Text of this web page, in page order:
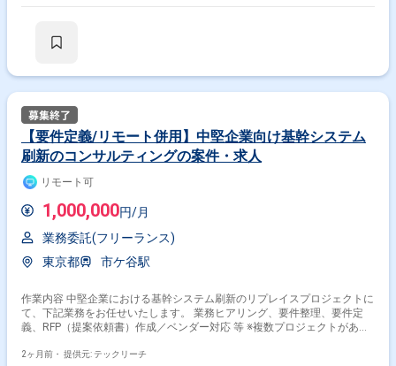
退場は対象外） ※20代〜30代が中心で活気ある雰囲気です。 ※成長意欲が
実務経験3年以上必須 ＝＝＝＝＝ ★本案件の最新の状況は、担当者までお
問合せ下さい。 ★期間：随時～
【要件定義/リモート併用】中堅企業向け基幹システム
刷新のコンサルティングの案件・求人
リモート可
1,000,000円/月
業務委託(フリーランス)
東京都
市ケ谷駅
作業内容 中堅企業における基幹システム刷新のリプレイスプロジェクトに
て、下記業務をお任せいたします。 業務ヒアリング、要件整理、要件定
義、RFP（提案依頼書）作成／ベンダー対応 等 ※複数プロジェクトがある
当案件におきましては、直近参画期間が半年以内の案件が続いている方は
2ヶ月前・ 提供元: テックリーチ